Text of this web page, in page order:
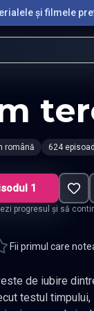
și filmele
română 624
1
progresul și să
Fii primul care
de iubire
testul